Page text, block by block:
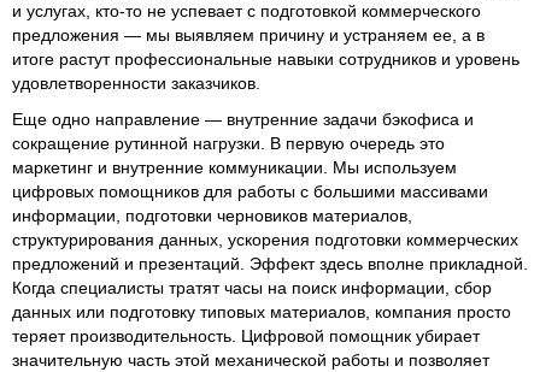
и услугах, кто-то не успевает с подготовкой коммерческого
предложения — мы выявляем причину и устраняем ее, а в
итоге растут профессиональные навыки сотрудников и уровень
удовлетворенности заказчиков.
Еще одно направление — внутренние задачи бэкофиса и
сокращение рутинной нагрузки. В первую очередь это
маркетинг и внутренние коммуникации. Мы используем
цифровых помощников для работы с большими массивами
информации, подготовки черновиков материалов,
структурирования данных, ускорения подготовки коммерческих
предложений и презентаций. Эффект здесь вполне прикладной.
Когда специалисты тратят часы на поиск информации, сбор
данных или подготовку типовых материалов, компания просто
теряет производительность. Цифровой помощник убирает
значительную часть этой механической работы и позволяет